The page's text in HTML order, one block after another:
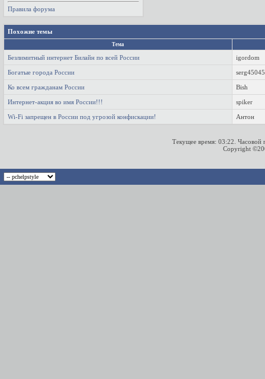
Правила форума
Похожие темы
Тема
Безлимитный интернет Билайн по всей России igordom
Богатые города России
Ко всем гражданам России Bish
Интернет-акция во имя России!!! spiker
Wi-Fi запрещен в России под угрозой конфискации! Антон
Текущее время: 03:22 .
Copyright